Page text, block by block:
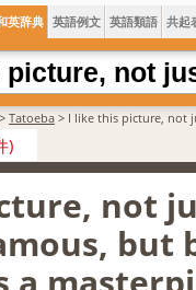
英辞典 英語例文 英語類語 共起
> Tatoeba > I like this picture, not
)
not
but